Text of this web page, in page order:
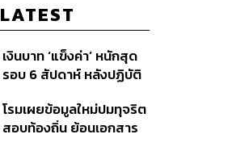
LATEST
เงินบาท ‘แข็งค่า’ หนักสุด
รอบ 6 สัปดาห์ หลังปฏิบัติ
สหรัฐฯ-ญี่ปุ่น Standard
Chartered เปิดเป้าสิ้นปีนี้
โรมเผยข้อมูลใหม่ปมทุจริต
สอบท้องถิ่น ย้อนเอกสาร